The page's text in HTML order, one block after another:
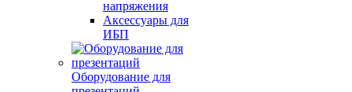
напряжения
Аксессуары для
ИБП
Оборудование для